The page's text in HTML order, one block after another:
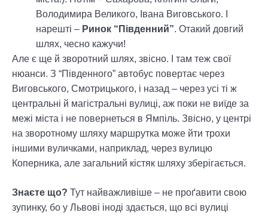
Володимира Великого, Івана Виговського. І
нарешті – Ринок “Південний”. Отакий довгий
шлях, чесно кажучи!
Але є ще й зворотний шлях, звісно. І там теж свої
нюанси. З “Південного” автобус повертає через
Виговського, Смотрицького, і назад – через усі ті ж
центральні й магістральні вулиці, аж поки не виїде за
межі міста і не повернеться в Ямпіль. Звісно, у центрі
на зворотному шляху маршрутка може йти трохи
іншими вуличками, наприклад, через вулицю
Коперника, але загальний кістяк шляху зберігається.
Знаєте що? Тут найважливіше – не проґавити свою
зупинку, бо у Львові іноді здається, що всі вулиці